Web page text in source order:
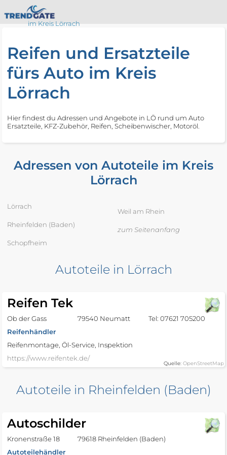
im Kreis Lörrach
Reifen und Ersatzteile
fürs Auto im Kreis
Lörrach
Hier findest du Adressen und Angebote in LÖ rund um Auto
Ersatzteile, KFZ-Zubehör, Reifen, Scheibenwischer, Motoröl.
Adressen von Autoteile im Kreis
Lörrach
Lörrach
Rheinfelden (Baden)
Schopfheim
Weil am Rhein
zum Seitenanfang
Autoteile in Lörrach
Reifen Tek
Ob der Gass 79540 Neumatt
Tel: 07621 705200
Reifenhändler
Reifenmontage, Öl-Service, Inspektion
https://www.reifentek.de/
Quelle: OpenStreetMap
Autoteile in Rheinfelden (Baden)
Autoschilder
Kronenstraße 18
79618 Rheinfelden (Baden)
Autoteilehändler